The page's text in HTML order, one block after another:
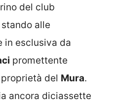
del club
alle
in esclusiva da
promettente
del Mura.
ancora diciassette